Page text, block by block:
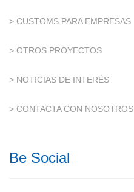
> CUSTOMS PARA EMPRESAS
> OTROS PROYECTOS
> NOTICIAS DE INTERÉS
> CONTACTA CON NOSOTROS
Be Social